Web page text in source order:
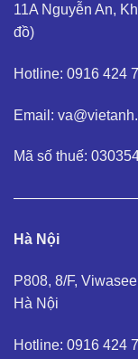
11A Nguyễn An,
đồ)
Hotline: 0916 424
Email:
Mã số thuế:
Hà Nội
P808, 8/F,
Hà Nội
Hotline: 0916 424